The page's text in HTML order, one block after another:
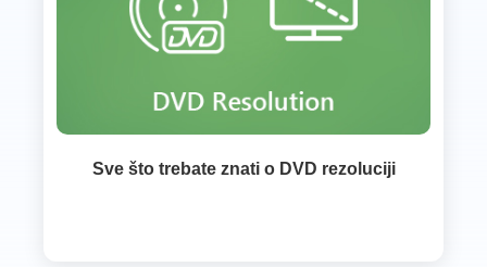
Sve što trebate znati o DVD rezoluciji